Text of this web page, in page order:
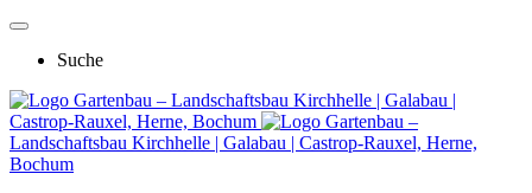
Suche
Gartenbau – Landschaftsbau Kirchhelle | Galabau |
Castrop-Rauxel, Herne, Bochum
Gartenbau –
Landschaftsbau Kirchhelle | Galabau | Castrop-Rauxel, Herne,
Bochum